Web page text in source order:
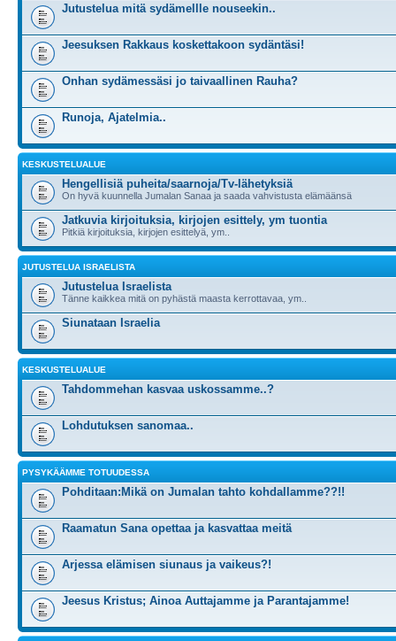
Jutustelua mitä sydämellle nouseekin..
Jeesuksen Rakkaus koskettakoon sydäntäsi!
Onhan sydämessäsi jo taivaallinen Rauha?
Runoja, Ajatelmia..
KESKUSTELUALUE
Hengellisiä puheita/saarnoja/Tv-lähetyksiä
On hyvä kuunnella Jumalan Sanaa ja saada vahvistusta elämäänsä
Jatkuvia kirjoituksia, kirjojen esittely, ym tuontia
Pitkiä kirjoituksia, kirjojen esittelyä, ym..
JUTUSTELUA ISRAELISTA
Jutustelua Israelista
Tänne kaikkea mitä on pyhästä maasta kerrottavaa, ym..
Siunataan Israelia
KESKUSTELUALUE
Tahdommehan kasvaa uskossamme..?
Lohdutuksen sanomaa..
PYSYKÄÄMME TOTUUDESSA
Pohditaan:Mikä on Jumalan tahto kohdallamme??!!
Raamatun Sana opettaa ja kasvattaa meitä
Arjessa elämisen siunaus ja vaikeus?!
Jeesus Kristus; Ainoa Auttajamme ja Parantajamme!